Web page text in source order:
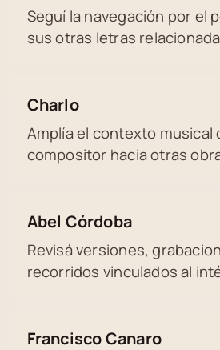
Seguí la navegación por el
sus otras letras
Charlo
Amplía el contexto musical
compositor hacia otras
Abel Córdoba
Revisá versiones,
recorridos vinculados al
Francisco Canaro